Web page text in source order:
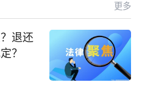
更多
退还
？